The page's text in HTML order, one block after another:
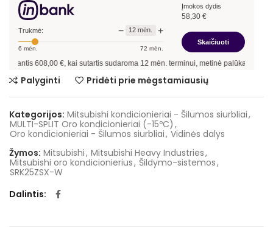
Trukmė: − 12 mėn. +
6 mėn. 72 mėn.
Įmokos dydis
58,30 €
Skaičiuoti
608,00€, kai sutartis sudaroma12mėn. terminui, metinė palūkanų norma –
Palyginti Pridėti prie mėgstamiausių
Kategorijos: Mitsubishi kondicionieriai - Šilumos siurbliai,
MULTI-SPLIT Oro kondicionieriai (-15ºC) ,
Oro kondicionieriai - Šilumos siurbliai, Vidinės dalys
Žymos: Mitsubishi, Mitsubishi Heavy Industries,
Mitsubishi oro kondicionierius, Šildymo-sistemos,
SRK25ZSX-W
Dalintis